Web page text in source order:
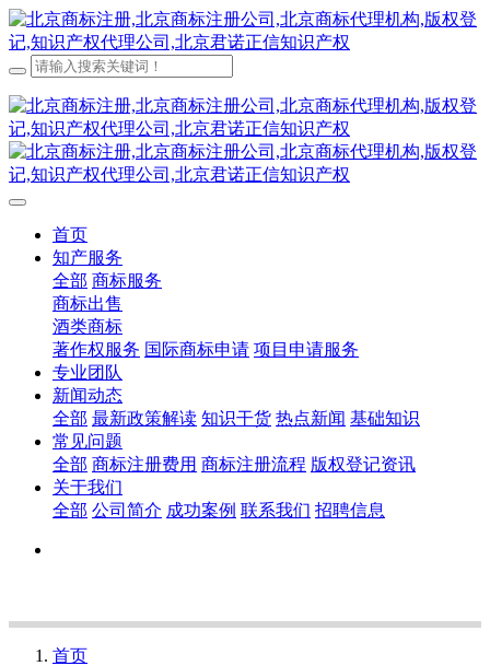
首页
知产服务
全部 商标服务
商标出售
酒类商标
著作权服务 国际商标申请 项目申请服务
专业团队
新闻动态
全部 最新政策解读 知识干货 热点新闻 基础知识
常见问题
全部 商标注册费用 商标注册流程 版权登记资讯
关于我们
全部 公司简介 成功案例 联系我们 招聘信息
首页